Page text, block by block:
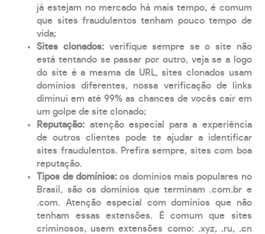
já estejam no mercado há mais tempo, é comum
que sites fraudulentos tenham pouco tempo de
vida;
Sites clonados: verifique sempre se o site não
está tentando se passar por outro, veja se a logo
do site é a mesma da URL, sites clonados usam
domínios diferentes, nossa verificação de links
diminui em até 99% as chances de vocês cair em
um golpe de site clonado;
Reputação: atenção especial para a experiência
de outros clientes pode te ajudar a identificar
sites fraudulentos. Prefira sempre, sites com boa
reputação.
Tipos de domínios:os domínios mais populares no
Brasil, são os domínios que terminam .com.br e
.com. Atenção especial com domínios que não
tenham essas extensões. É comum que sites
criminosos, usem extensões como: .xyz, .ru, .cn